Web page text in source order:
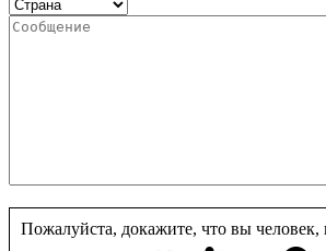
Пожалуйста, докажите, что вы человек,